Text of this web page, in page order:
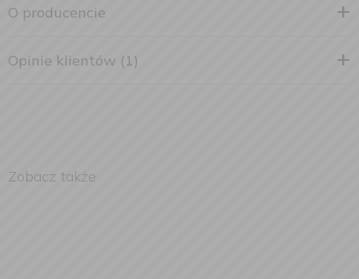
O producencie
Opinie klientów (1)
Zobacz także